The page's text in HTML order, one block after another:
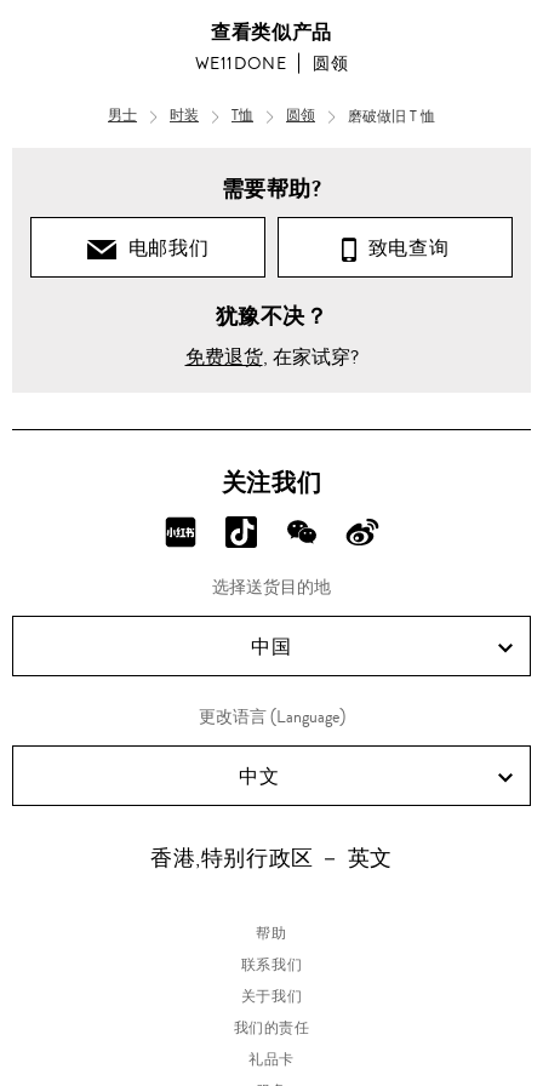
查看类似产品
WE11DONE 圆领
男士 时装 T恤 圆领 磨破做旧 T 恤
需要帮助?
电邮我们 致电查询
犹豫不决？
免费退货, 在家试穿?
关注我们
分
RED!
分
享
Douyin!
分
享
WeChat!
分
Weibo!
选择送货目的地
中国
更改语言 (Language)
中文
香港,特别行政区 － 英文
帮助
联系我们
关于我们
我们的责任
礼品卡